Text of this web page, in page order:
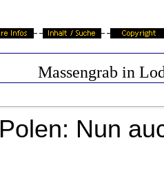
Massengrab in
Polen: Nun